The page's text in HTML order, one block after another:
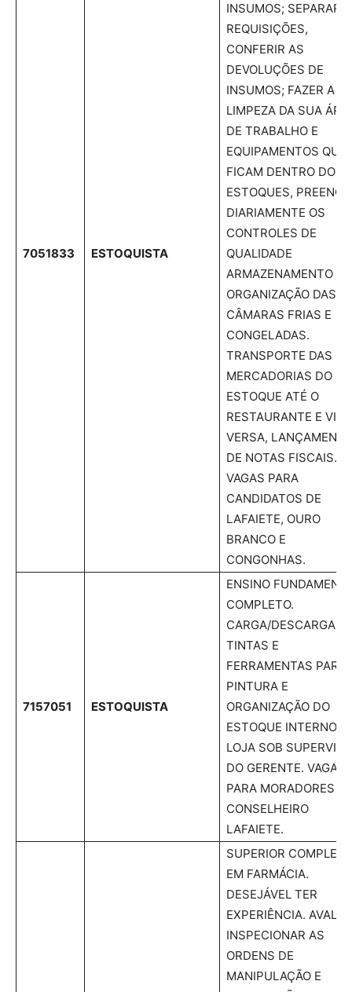
7051833 ESTOQUISTA
INSUMOS; SEPARAR
REQUISIÇÕES,
CONFERIR AS
DEVOLUÇÕES DE
INSUMOS; FAZER A
LIMPEZA DA SUA
DE TRABALHO E
EQUIPAMENTOS QUE
FICAM DENTRO DOS
ESTOQUES,
DIARIAMENTE OS
CONTROLES DE
QUALIDADE
ARMAZENAMENTO E
ORGANIZAÇÃO DAS
CÂMARAS FRIAS E
CONGELADAS.
TRANSPORTE DAS
MERCADORIAS DO
ESTOQUE ATÉ O
RESTAURANTE E
VERSA,
DE NOTAS FISCAIS.
VAGAS PARA
CANDIDATOS DE
LAFAIETE, OURO
BRANCO E
CONGONHAS.
7157051 ESTOQUISTA
ENSINO
COMPLETO.
CARGA/DESCARGA
TINTAS E
FERRAMENTAS PARA
PINTURA E
ORGANIZAÇÃO DO
ESTOQUE INTERNO
LOJA SOB
DO GERENTE. VAGA
PARA MORADORES
CONSELHEIRO
LAFAIETE.
SUPERIOR
EM FARMÁCIA.
DESEJÁVEL TER
EXPERIÊNCIA.
INSPECIONAR AS
ORDENS DE
MANIPULAÇÃO E